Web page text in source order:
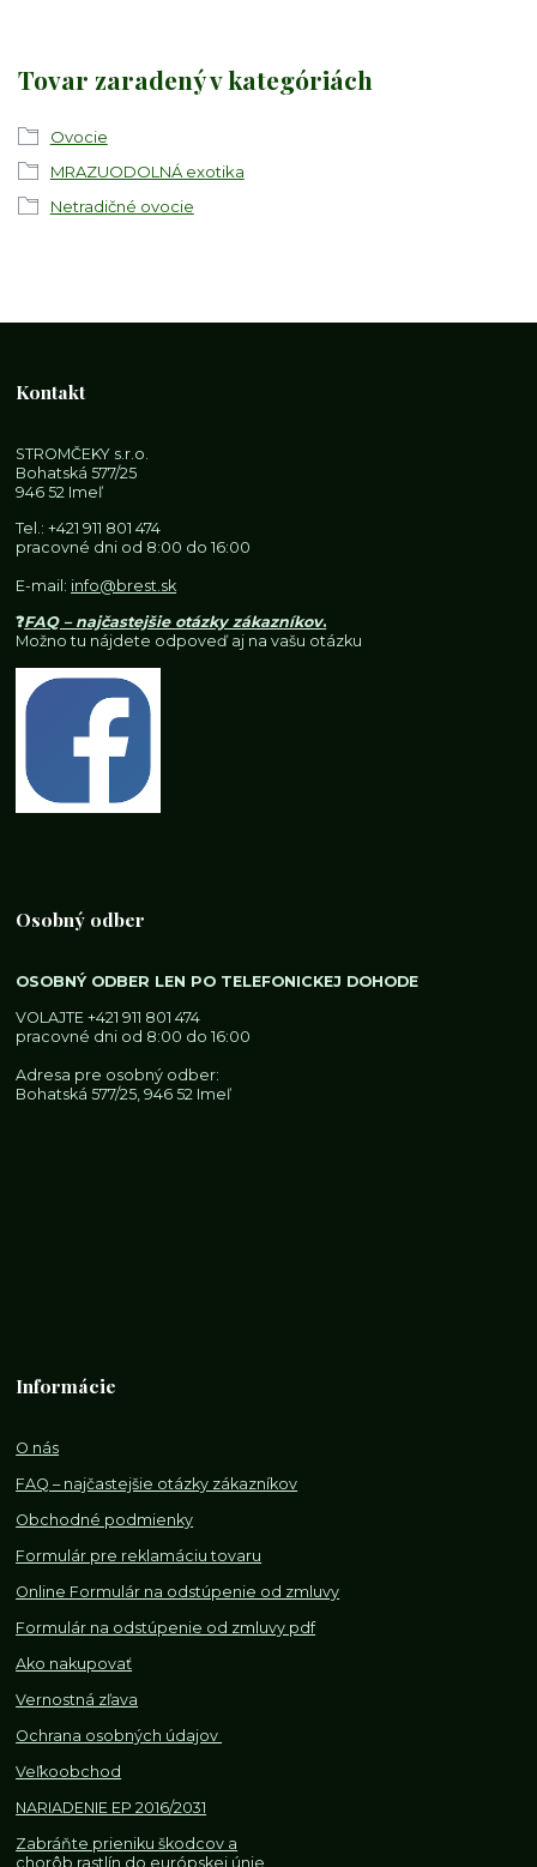
Tovar zaradený v kategóriách
Ovocie
MRAZUODOLNÁ exotika
Netradičné ovocie
Kontakt
STROMČEKY s.r.o.
Bohatská 577/25
946 52 Imeľ
Tel.:+421 911 801 474
pracovné dni od 8:00 do 16:00
E-mail: info@brest.sk
❓FAQ – najčastejšie otázky zákazníkov.
Možno tu nájdete odpoveď aj na vašu otázku
Osobný odber
OSOBNÝ ODBER LEN PO TELEFONICKEJ DOHODE
VOLAJTE+421 911 801 474
pracovné dni od 8:00 do 16:00
Adresa pre osobný odber:
Bohatská 577/25, 946 52 Imeľ
Informácie
O nás
FAQ – najčastejšie otázky zákazníkov
Obchodné podmienky
Formulár pre reklamáciu tovaru
Online Formulár na odstúpenie od zmluvy
Formulár na odstúpenie od zmluvy pdf
Ako nakupovať
Vernostná zľava
Ochrana osobných údajov
Veľkoobchod
NARIADENIE EP 2016/2031
Zabráňte prieniku škodcov a
chorôb rastlín do európskej únie